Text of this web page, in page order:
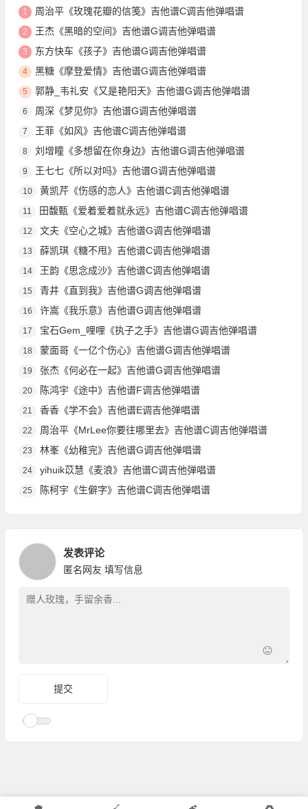
1 周治平《玫瑰花瓣的信笺》吉他谱C调吉他弹唱谱
2 王杰《黑暗的空间》吉他谱G调吉他弹唱谱
3 东方快车《孩子》吉他谱G调吉他弹唱谱
4 黑糖《摩登爱情》吉他谱G调吉他弹唱谱
5 郭静_韦礼安《又是艳阳天》吉他谱G调吉他弹唱谱
6 周深《梦见你》吉他谱G调吉他弹唱谱
7 王菲《如风》吉他谱C调吉他弹唱谱
8 刘增瞳《多想留在你身边》吉他谱G调吉他弹唱谱
9 王七七《所以对吗》吉他谱G调吉他弹唱谱
10 黄凯芹《伤感的恋人》吉他谱C调吉他弹唱谱
11 田馥甄《爱着爱着就永远》吉他谱C调吉他弹唱谱
12 文夫《空心之城》吉他谱G调吉他弹唱谱
13 薛凯琪《糖不甩》吉他谱C调吉他弹唱谱
14 王韵《思念成沙》吉他谱C调吉他弹唱谱
15 青井《直到我》吉他谱G调吉他弹唱谱
16 许嵩《我乐意》吉他谱G调吉他弹唱谱
17 宝石Gem_哩哩《执子之手》吉他谱G调吉他弹唱谱
18 蒙面哥《一亿个伤心》吉他谱G调吉他弹唱谱
19 张杰《何必在一起》吉他谱G调吉他弹唱谱
20 陈鸿宇《途中》吉他谱F调吉他弹唱谱
21 香香《学不会》吉他谱E调吉他弹唱谱
22 周治平《MrLee你要往哪里去》吉他谱C调吉他弹唱谱
23 林峯《幼稚完》吉他谱G调吉他弹唱谱
24 yihuik苡慧《麦浪》吉他谱C调吉他弹唱谱
25 陈柯宇《生僻字》吉他谱C调吉他弹唱谱
发表评论
匿名网友 填写信息